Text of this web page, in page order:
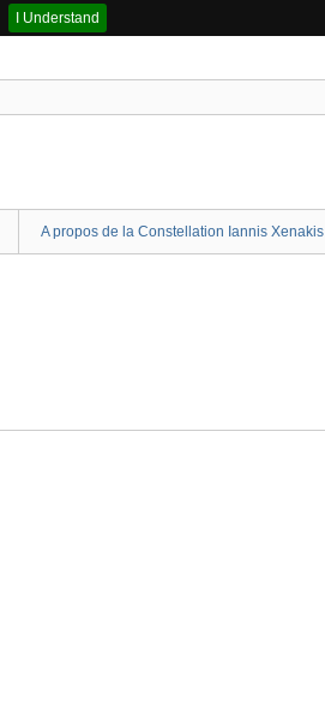
I Understand
A propos de la Constellation Iannis Xenakis